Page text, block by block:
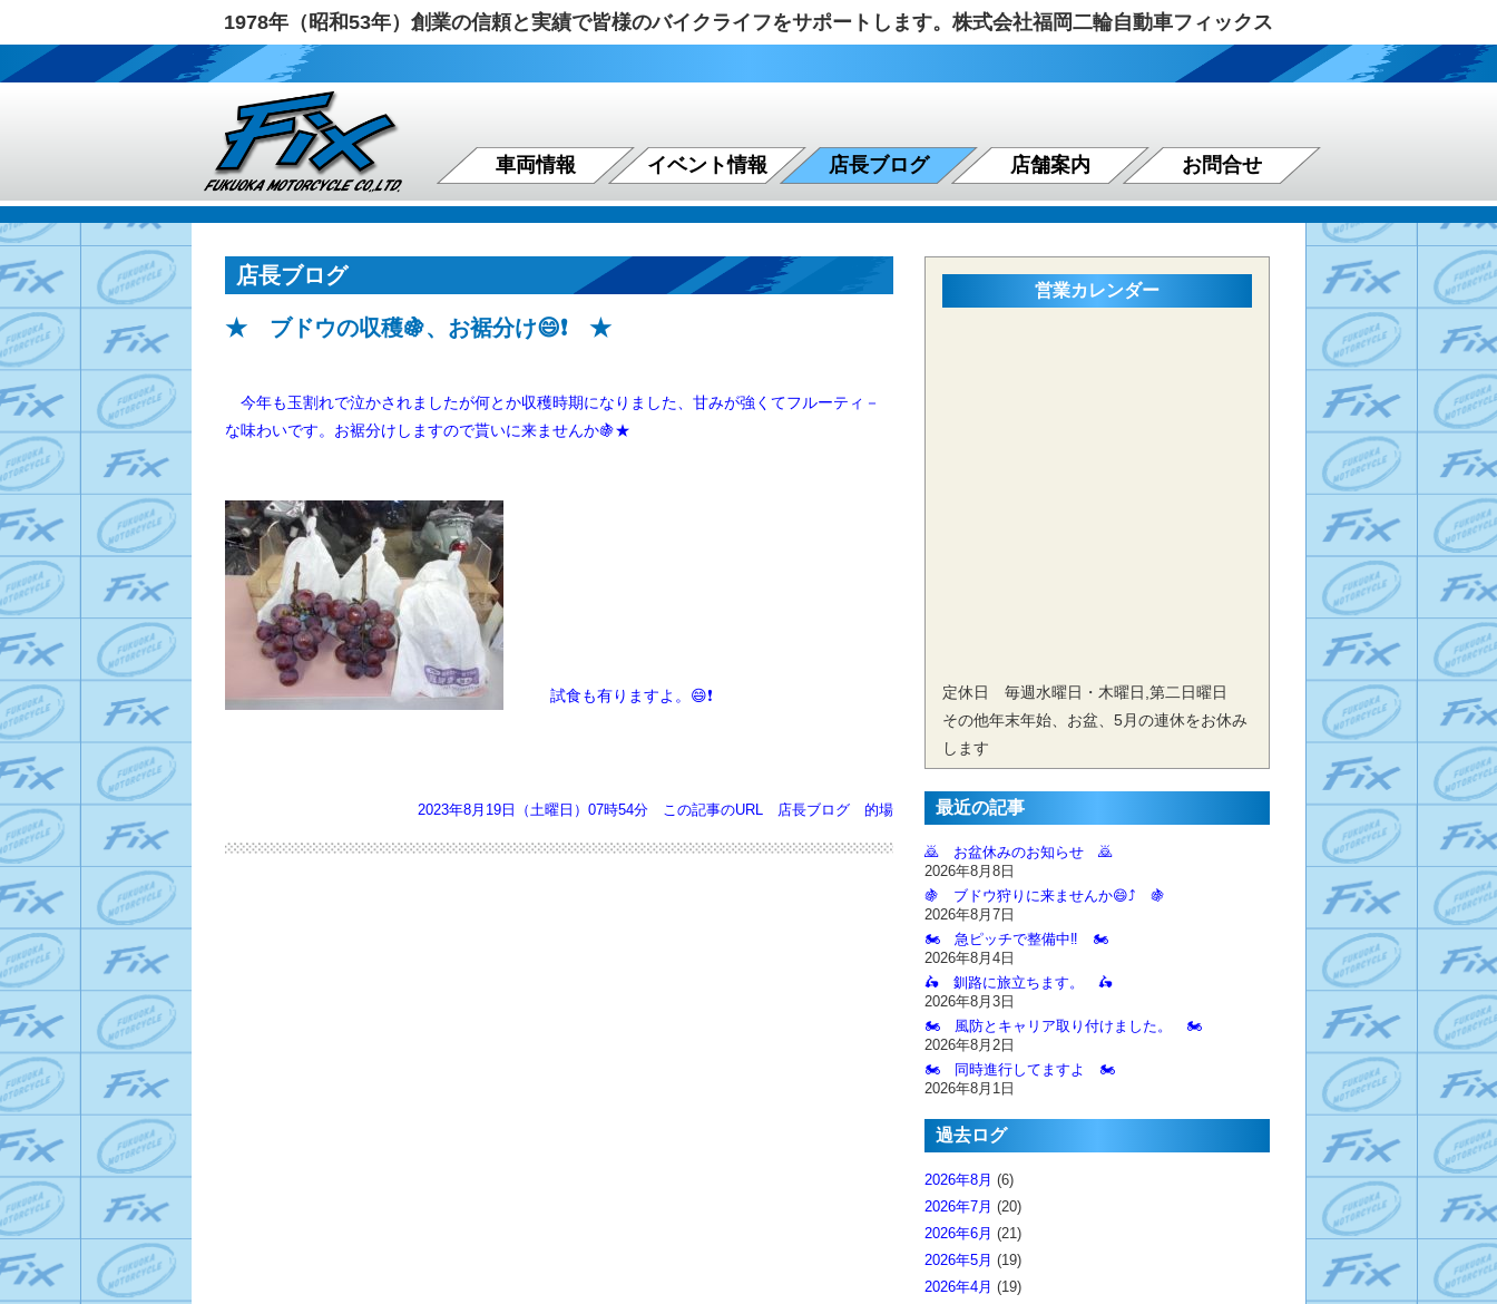
1978年（昭和53年）創業の信頼と実績で皆様のバイクライフをサポートします。株式会社福岡二輪自動車フィックス
車両情報 イベント情報 店長ブログ 店舗案内 お問合せ
店長ブログ
★ ブドウの収穫🍇、お裾分け😄❗ ★
今年も玉割れで泣かされましたが何とか収穫時期になりました、甘みが強くてフルーティ－
な味わいです。 お裾分けしますので貰いに来ませんか🍇★
試食も有りますよ。😄❗
2023年8月19日（土曜日）07時54分 この記事のURL 店長ブログ 的場
営業カレンダー
定休日 毎週水曜日・木曜日,第二日曜日
その他年末年始、お盆、5月の連休をお休み
します
最近の記事
🙇‍ お盆休みのお知らせ 🙇‍
2026年8月8日
🍇 ブドウ狩りに来ませんか😄⤴️ 🍇
2026年8月7日
🏍️ 急ピッチで整備中‼️ 🏍️
2026年8月4日
🛵 釧路に旅立ちます。 🛵
2026年8月3日
🏍️ 風防とキャリア取り付けました。 🏍️
2026年8月2日
🏍️ 同時進行してますよ 🏍️
2026年8月1日
過去ログ
2026年8月 (6)
2026年7月 (20)
2026年6月 (21)
2026年5月 (19)
2026年4月 (19)